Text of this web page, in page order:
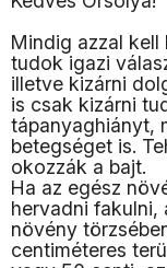
Mindig azzal kell
tudok igazi
illetve kizárni
is csak kizárni
tápanyaghiányt,
betegséget is.
okozzák a bajt.
Ha az egész
hervadni
növény
centiméteres